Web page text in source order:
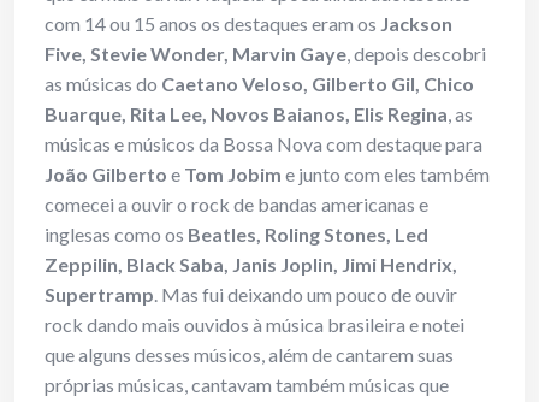
com 14 ou 15 anos os destaques eram os Jackson
Five, Stevie Wonder, Marvin Gaye, depois descobri
as músicas do Caetano Veloso, Gilberto Gil, Chico
Buarque, Rita Lee, Novos Baianos, Elis Regina, as
músicas e músicos da Bossa Nova com destaque para
João Gilberto e Tom Jobim e junto com eles também
comecei a ouvir o rock de bandas americanas e
inglesas como os Beatles, Roling Stones, Led
Zeppilin, Black Saba, Janis Joplin, Jimi Hendrix,
Supertramp. Mas fui deixando um pouco de ouvir
rock dando mais ouvidos à música brasileira e notei
que alguns desses músicos, além de cantarem suas
próprias músicas, cantavam também músicas que